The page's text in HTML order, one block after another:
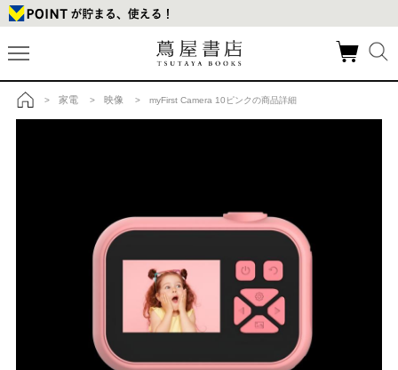
トップ
> 家電 > 映像 > myFirst Camera 10ピンクの商品詳細